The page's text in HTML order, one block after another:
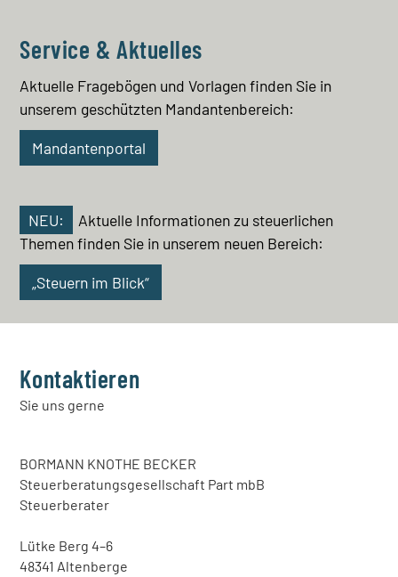
Service & Aktuelles
Aktuelle Fragebögen und Vorlagen finden Sie in
unserem geschützten Mandantenbereich:
Mandantenportal
NEU:
Aktuelle Informationen zu steuerlichen
Themen finden Sie in unserem neuen Bereich:
„Steuern im Blick“
Kontaktieren
Sie uns gerne
BORMANN KNOTHE BECKER
Steuerberatungsgesellschaft Part mbB
Steuerberater
Lütke Berg 4–6
48341 Altenberge